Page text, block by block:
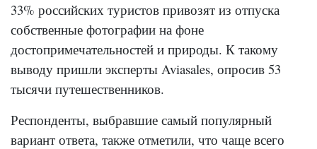
33% российских туристов привозят из отпуска
собственные фотографии на фоне
достопримечательностей и природы. К такому
выводу пришли эксперты Aviasales, опросив 53
тысячи путешественников.
Респонденты, выбравшие самый популярный
вариант ответа, также отметили, что чаще всего